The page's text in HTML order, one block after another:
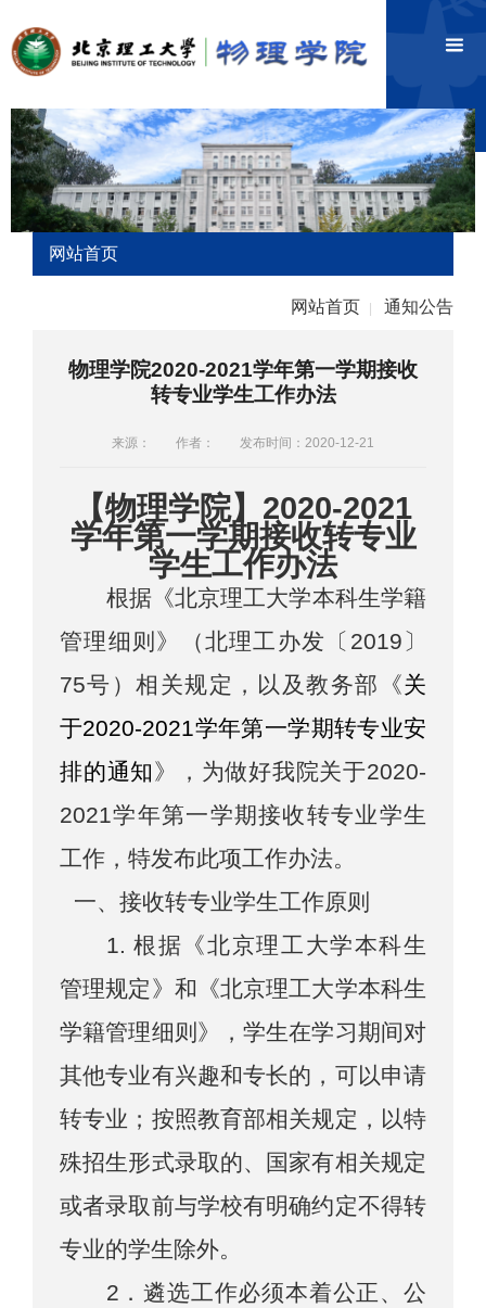
网站首页
网站首页 通知公告
物理学院2020-2021学年第一学期接收
转专业学生工作办法
来源： 作者： 发布时间：2020-12-21
【物理学院】2020-2021
学年第一学期接收转专业
学生工作办法
根据《北京理工大学本科生学籍
管理细则》（北理工办发〔2019〕
75号）相关规定 ， 以及教务部《关
于2020-2021学年第一学期转专业安
排的通知》， 为做好我院关于2020-
2021学年第一学期接收转专业学生
工作，特发布此项工作办法。
一、接收转专业学生工作原则
1. 根据《北京理工大学本科生
管理规定》和《北京理工大学本科生
学籍管理细则》，学生在学习期间对
其他专业有兴趣和专长的，可以申请
转专业；按照教育部相关规定，以特
殊招生形式录取的、国家有相关规定
或者录取前与学校有明确约定不得转
专业的学生除外。
2．遴选工作必须本着公正、公